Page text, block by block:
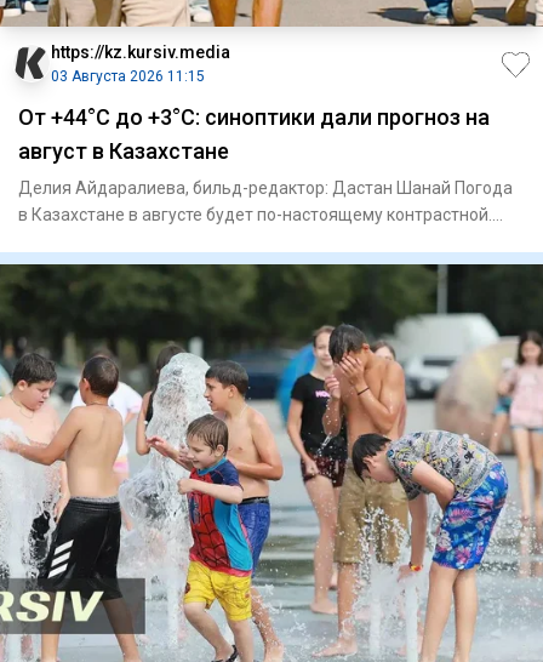
https://kz.kursiv.media
03 Августа 2026 11:15
От +44°С до +3°С: синоптики дали прогноз на
август в Казахстане
Делия Айдаралиева, бильд-редактор: Дастан Шанай Погода
в Казахстане в августе будет по-настоящему контрастной.